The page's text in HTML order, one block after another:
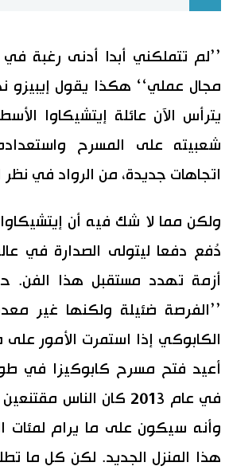
’’لم تتملكني أبدا أدنى رغبة
مجال عملي‘‘ هكذا يقول إيبيزو
يترأس الآن عائلة إيتشيكاوا
شعبيته على المسرح
اتجاهات جديدة، من الرواد في نظر
ولكن مما لا شك فيه أن إيتشيكاوا
دُفع دفعا ليتولى الصدارة في
أزمة تهدد مستقبل هذا الفن.
’’الفرصة ضئيلة ولكنها غير
الكابوكي إذا استمرت الأمور
أعيد فتح مسرح كابوكيزا في
في عام 2013 كان الناس
وأنه سيكون على ما يرام لمئات
هذا المنزل الجديد. لكن كل ما